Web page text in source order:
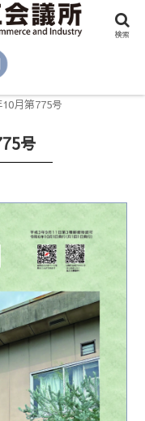
月第775号
号
検索